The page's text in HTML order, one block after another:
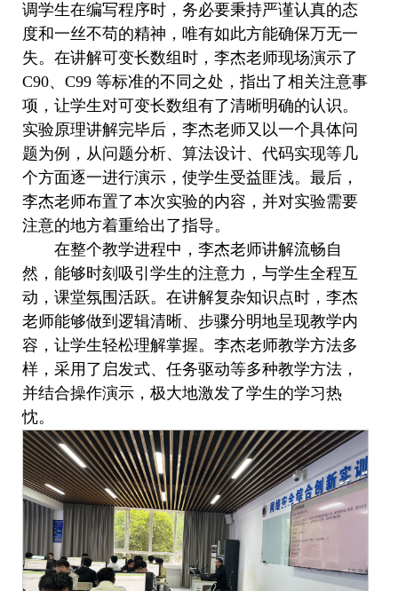
调学生在编写程序时，务必要秉持严谨认真的态
度和一丝不苟的精神，唯有如此方能确保万无一
失。在讲解可变长数组时，李杰老师现场演示了
C90、 C99 等标准的不同之处，指出了相关注意事
项，让学生对可变长数组有了清晰明确的认识。
实验原理讲解完毕后，李杰老师又以一个具体问
题为例，从问题分析、算法设计、代码实现等几
个方面逐一进行演示，使学生受益匪浅。最后，
李杰老师布置了本次实验的内容，并对实验需要
注意的地方着重给出了指导。
在整个教学进程中，李杰老师讲解流畅自
然，能够时刻吸引学生的注意力，与学生全程互
动，课堂氛围活跃。在讲解复杂知识点时，李杰
老师能够做到逻辑清晰、步骤分明地呈现教学内
容，让学生轻松理解掌握。李杰老师教学方法多
样，采用了启发式、任务驱动等多种教学方法，
并结合操作演示，极大地激发了学生的学习热
忱。